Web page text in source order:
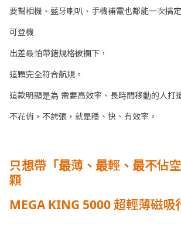
要幫相機、藍牙喇叭、手機補電也都能一次搞定
可登機
出差最怕帶錯規格被攔下，
這顆完全符合航規。
這款明顯是為 需要高效率、長時間移動的人打
不花俏，不誇張，就是穩、快、有效率。
只想帶「最薄、最輕、最不佔
顆
MEGA KING 5000 超輕薄磁吸